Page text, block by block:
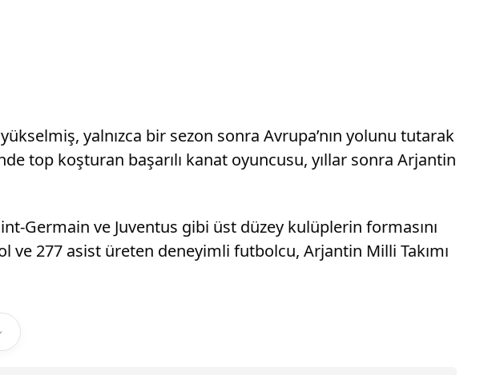
yalnızca bir sezon sonra Avrupa’nın yolunu tutarak
top koşturan başarılı kanat oyuncusu, yıllar sonra Arjantin
Germain ve Juventus gibi üst düzey kulüplerin formasını
ve 277 asist üreten deneyimli futbolcu, Arjantin Milli Takımı